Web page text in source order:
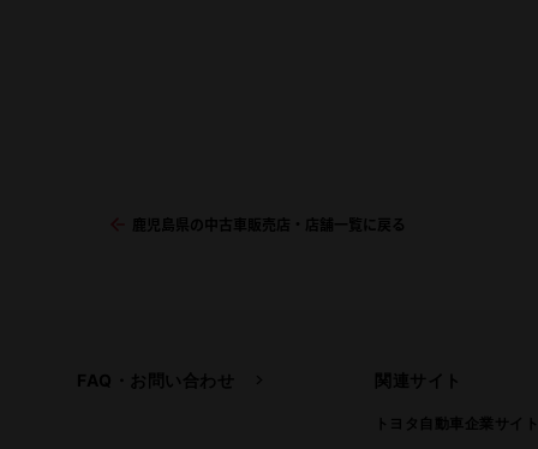
鹿児島県の中古車販売店・店舗一覧に戻る
FAQ・お問い合わせ 関連サイト
トヨタ自動車企業サイ